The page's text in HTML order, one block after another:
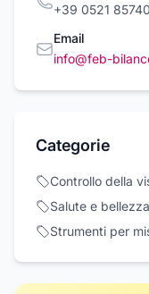
+39 0521
Email
info@feb-
Categorie
Controllo della
Salute e bellezza
Strumenti per